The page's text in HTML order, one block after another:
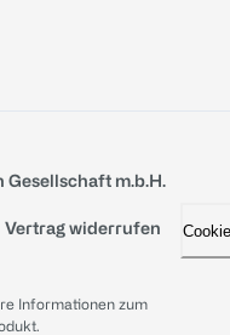
m.b.H.
Vertrag widerrufen
Informationen zum